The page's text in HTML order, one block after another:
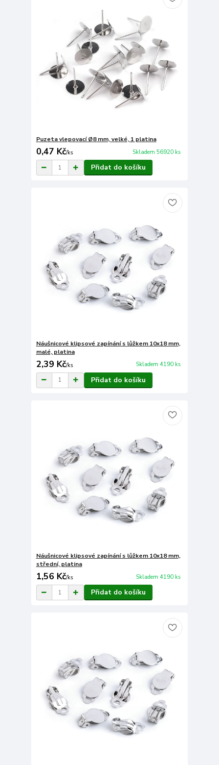
Puzeta vlepovací Ø8 mm, velké, 1 platina
0,47 Kč/ks Skladem 56920 ks
Přidat do košíku
Náušnicové klipsové zapínání s lůžkem 10x18 mm,
malé, platina
2,39 Kč/ks Skladem 4190 ks
Přidat do košíku
Náušnicové klipsové zapínání s lůžkem 10x18 mm,
střední, platina
1,56 Kč/ks Skladem 4190 ks
Přidat do košíku